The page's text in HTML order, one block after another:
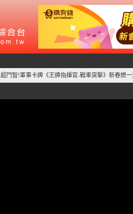
超鬥智!軍事卡牌《王牌指揮官-戰車突擊》新春燃一